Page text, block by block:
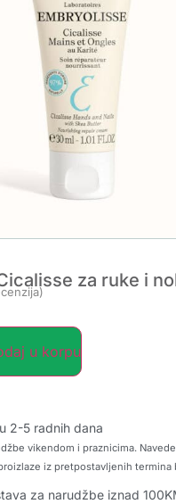
za ruke i
u korpu
2-5 radnih dana
vikendom i praznicima.
iz pretpostavljenih termina
za narudžbe iznad